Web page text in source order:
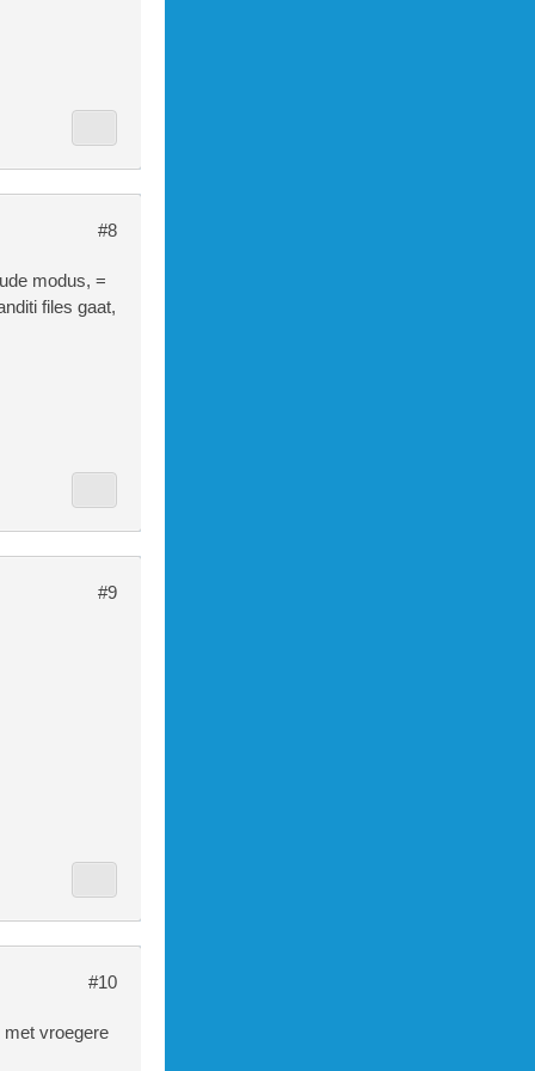
#8
modus, =
files gaat,
#9
#10
met vroegere